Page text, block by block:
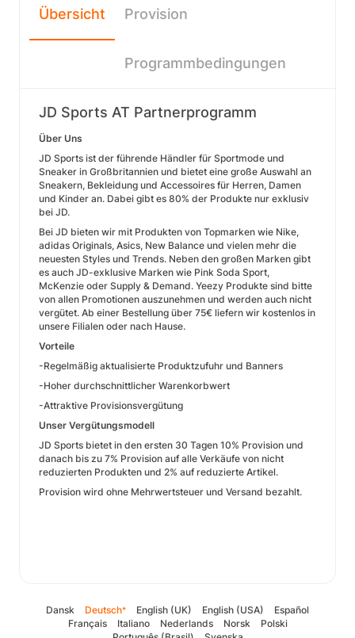
Übersicht Provision
Programmbedingungen
JD Sports AT Partnerprogramm
Über Uns
JD Sports ist der führende Händler für Sportmode und
Sneaker in Großbritannien und bietet eine große Auswahl an
Sneakern, Bekleidung und Accessoires für Herren, Damen
und Kinder an. Dabei gibt es 80% der Produkte nur exklusiv
bei JD.
Bei JD bieten wir mit Produkten von Topmarken wie Nike,
adidas Originals, Asics, New Balance und vielen mehr die
neuesten Styles und Trends. Neben den großen Marken gibt
es auch JD-exklusive Marken wie Pink Soda Sport,
McKenzie oder Supply & Demand. Yeezy Produkte sind bitte
von allen Promotionen auszunehmen und werden auch nicht
vergütet. Ab einer Bestellung über 75€ liefern wir kostenlos in
unsere Filialen oder nach Hause.
Vorteile
-Regelmäßig aktualisierte Produktzufuhr und Banners
-Hoher durchschnittlicher Warenkorbwert
-Attraktive Provisionsvergütung
Unser Vergütungsmodell
JD Sports bietet in den ersten 30 Tagen 10% Provision und
danach bis zu 7% Provision auf alle Verkäufe von nicht
reduzierten Produkten und 2% auf reduzierte Artikel.
Provision wird ohne Mehrwertsteuer und Versand bezahlt​.
Dansk Deutsch* English (UK) English (USA)
Español
Français
Italiano Nederlands Norsk
Polski